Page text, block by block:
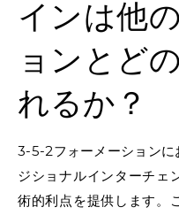
インは他
ョンとど
れるか？
3-5-2フォーメーションに
ジショナルインターチェ
術的利点を提供します。